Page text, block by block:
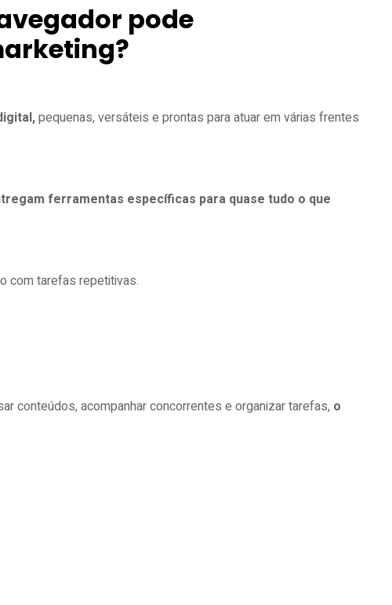
pode
pequenas, versáteis e prontas para atuar em várias frentes
ferramentas específicas para quase tudo o que
com tarefas repetitivas.
conteúdos, acompanhar concorrentes e organizar tarefas, o